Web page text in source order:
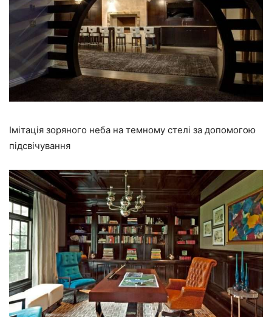
Імітація зоряного неба на темному стелі за допомогою
підсвічування